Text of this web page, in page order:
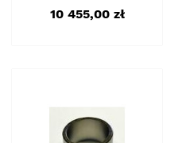
Cena
10 455,00 zł